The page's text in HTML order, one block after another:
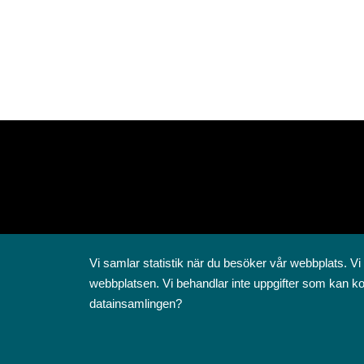
Vi samlar statistik när du besöker vår webbplats.
webbplatsen. Vi behandlar inte uppgifter som kan
datainsamlingen?